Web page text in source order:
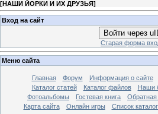
[НАШИ ЙОРКИ И ИХ ДРУЗЬЯ]
Вход на сайт
Войти через
Старая форма
Меню сайта
Главная Форум Информация о сайте
Каталог статей
Каталог файлов Наши
Фотоальбомы
Гостевая книга Обратная
Карта сайта
Онлайн игры Список